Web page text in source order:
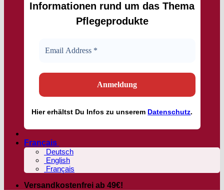
Informationen rund um das Thema
Pflegeprodukte
Hiererhältst Du Infos zu unserem Datenschutz.
Français
Deutsch
English
Français
Versandkostenfrei ab 49€!